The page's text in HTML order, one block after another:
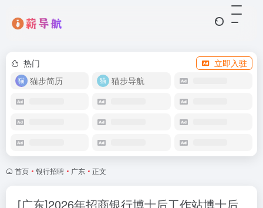
热门
立即入驻
猫步简历
猫步导航
首页 • 银行招聘 • 广东 • 正文
[广东]2026年招商银行博士后工作站博士后